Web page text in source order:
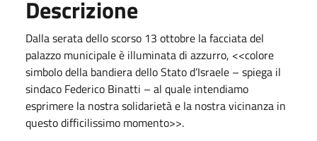
Descrizione
Dalla serata dello scorso 13 ottobre la facciata del
palazzo municipale è illuminata di azzurro, <<colore
simbolo della bandiera dello Stato d’Israele – spiega il
sindaco Federico Binatti – al quale intendiamo
esprimere la nostra solidarietà e la nostra vicinanza in
questo difficilissimo momento>>.